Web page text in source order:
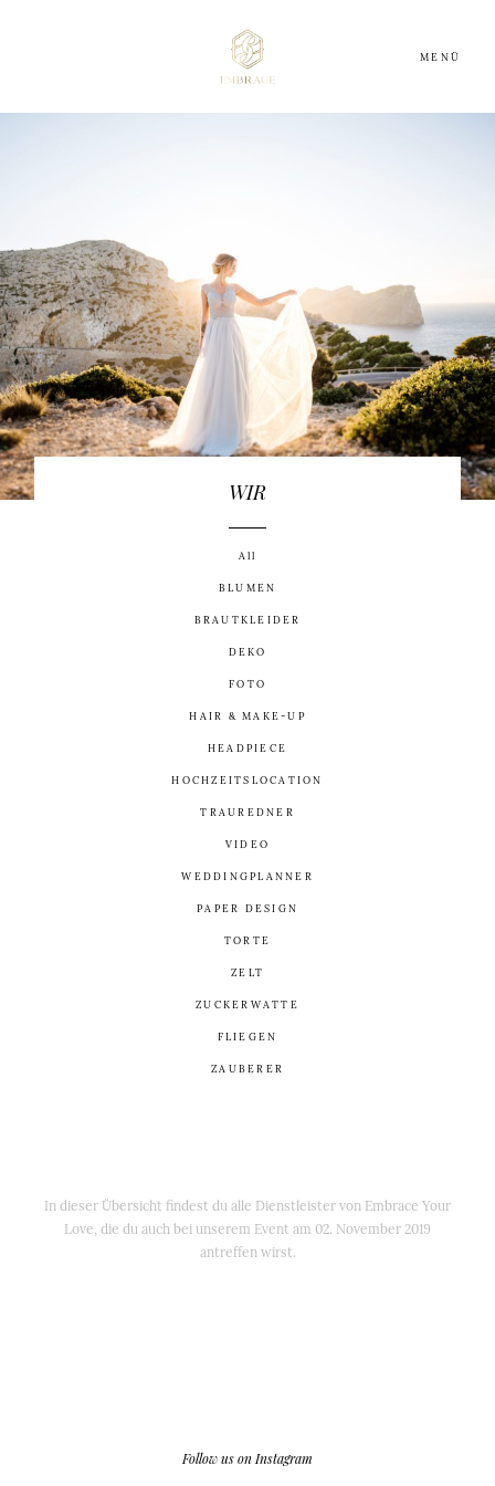
MENÜ
WIR
All
BLUMEN
BRAUTKLEIDER
DEKO
FOTO
HAIR & MAKE-UP
HEADPIECE
HOCHZEITSLOCATION
TRAUREDNER
VIDEO
WEDDINGPLANNER
PAPER DESIGN
TORTE
ZELT
ZUCKERWATTE
FLIEGEN
ZAUBERER
In dieser Übersicht findest du alle Dienstleister von Embrace Your
Love, die du auch bei unserem Event am 02. November 2019
antreffen wirst.
Follow us on Instagram
ABOUT
DIENSTLEISTER
INSPIRATION
BLOG
©2026 Embrace Your Love